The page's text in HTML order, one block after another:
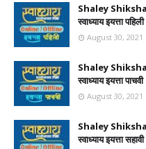
Shaley
स्वाध्याय इयत्ता पहिली
August 30, 2021
Shaley
स्वाध्याय इयत्ता पाचवी
August 30, 2021
Shaley
स्वाध्याय इयत्ता सहावी